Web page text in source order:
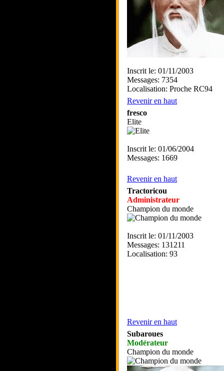
Inscrit le: 01/11/2003
Messages: 7354
Localisation: Proche RC94
Revenir en haut
fresco
Elite
Inscrit le: 01/06/2004
Messages: 1669
Revenir en haut
Tractoricou
Administrateur
Champion du monde
Inscrit le: 01/11/2003
Messages: 131211
Localisation: 93
Revenir en haut
Subaroues
Modérateur
Champion du monde